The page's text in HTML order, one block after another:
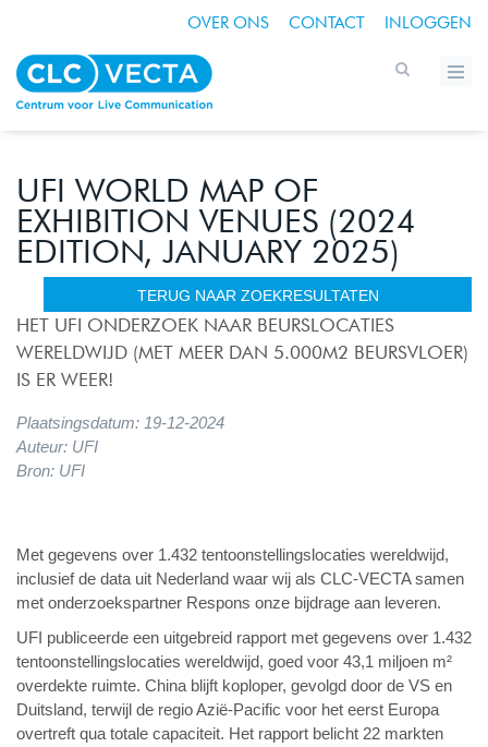
OVER ONS CONTACT INLOGGEN
UFI WORLD MAP OF
EXHIBITION VENUES (2024
EDITION, JANUARY 2025)
TERUG NAAR ZOEKRESULTATEN
HET UFI ONDERZOEK NAAR BEURSLOCATIES
WERELDWIJD (MET MEER DAN 5.000M2 BEURSVLOER)
IS ER WEER!
Plaatsingsdatum: 19-12-2024
Auteur: UFI
Bron: UFI
Met gegevens over 1.432 tentoonstellingslocaties wereldwijd,
inclusief de data uit Nederland waar wij als CLC-VECTA samen
met onderzoekspartner Respons onze bijdrage aan leveren.
UFI publiceerde een uitgebreid rapport met gegevens over 1.432
tentoonstellingslocaties wereldwijd, goed voor 43,1 miljoen m²
overdekte ruimte. China blijft koploper, gevolgd door de VS en
Duitsland, terwijl de regio Azië-Pacific voor het eerst Europa
overtreft qua totale capaciteit. Het rapport belicht 22 markten